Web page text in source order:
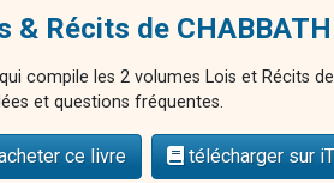
& Récits de
compile les 2 volumes Lois et Récits
et questions fréquentes.
ce livre télécharger sur